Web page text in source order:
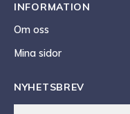
INFORMATION
Om oss
Mina sidor
NYHETSBREV